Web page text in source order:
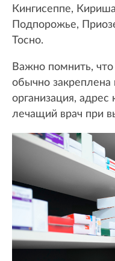
Кингисеппе,
Подпорожье,
Тосно.
Важно помнить,
обычно закреплена
организация,
лечащий врач при